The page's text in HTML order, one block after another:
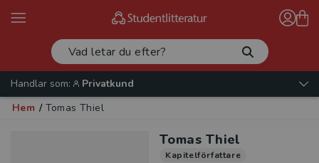
Handlar som:
Privatkund
Hem / Tomas Thiel
Tomas Thiel
Kapitelförfattare